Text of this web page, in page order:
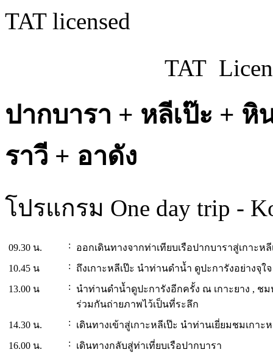
TAT licensed
TAT
ปากบารา + หลีเป๊ะ + หิ
ราวี + อาดัง
โปรแกรม One day trip -
09.30 น. :
ออกเดินทางจากท่าเทียบเรือปากบาราสู่เกาะห
10.45 น
:
ถึงเกาะหลีเป๊ะ นำท่านดำน้ำ ดูปะการังอย่างจุ
13.00 น
:
นำท่านดำน้ำดูปะการังอีกครั้ง ณ เกาะยาง , ช
ร่วมกันถ่ายภาพไว้เป็นที่ระลึก
14.30 น.
:
เดินทางเข้าสู่เกาะหลีเป๊ะ นำท่านเยี่ยมชมเกาะ
16.00 น.
:
เดินทางกลับสู่ท่าเที่ยบเรือปากบารา